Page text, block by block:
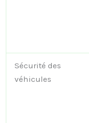
Sécurité des
véhicules